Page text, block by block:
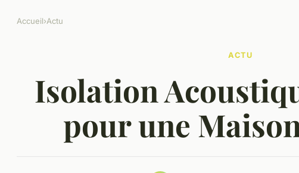
Accueil›Actu
ACTU
Isolation
pour une